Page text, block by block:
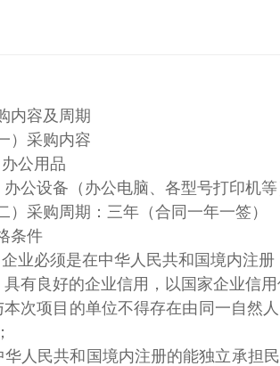
内容及周期
采购内容
公用品
设备（办公电脑、各型号打印机等
采购周期：三年（合同一年一签）
条件
必须是在中华人民共和国境内注册
良好的企业信用，以国家企业信
本次项目的单位不得存在由同一自然
华人民共和国境内注册的能独立承担